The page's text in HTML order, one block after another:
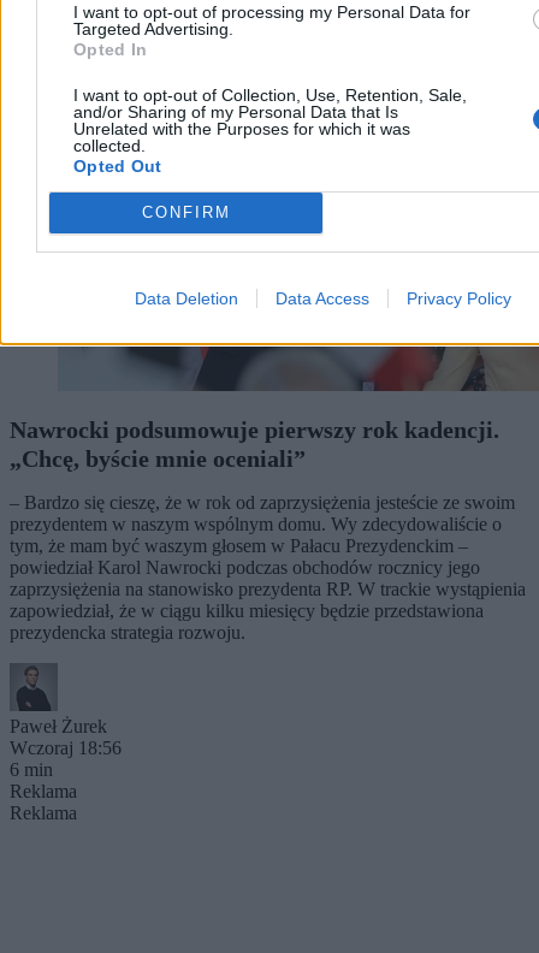
I want to opt-out of processing my Personal Data for
Targeted Advertising.
Opted In
I want to opt-out of Collection, Use, Retention, Sale,
and/or Sharing of my Personal Data that Is
Unrelated with the Purposes for which it was
collected.
Opted Out
CONFIRM
Data Deletion Data Access Privacy Policy
Kraj
Nawrocki podsumowuje pierwszy rok kadencji.
„Chcę, byście mnie oceniali”
– Bardzo się cieszę, że w rok od zaprzysiężenia jesteście ze swoim
prezydentem w naszym wspólnym domu. Wy zdecydowaliście o
tym, że mam być waszym głosem w Pałacu Prezydenckim –
powiedział Karol Nawrocki podczas obchodów rocznicy jego
zaprzysiężenia na stanowisko prezydenta RP. W trackie wystąpienia
zapowiedział, że w ciągu kilku miesięcy będzie przedstawiona
prezydencka strategia rozwoju.
Paweł Żurek
Wczoraj 18:56
6 min
Reklama
Reklama